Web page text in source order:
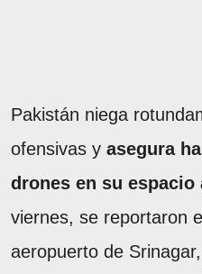
Pakistán niega
ofensivas y asegura
drones en su espacio
viernes, se reportaron
aeropuerto de